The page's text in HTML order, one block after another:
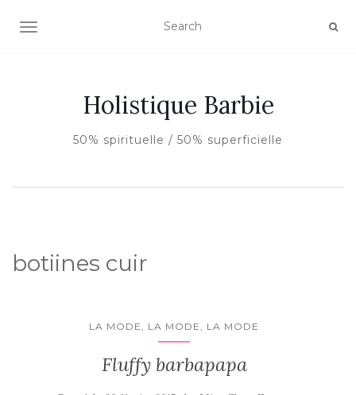
AFFICHER/MASQUER LA NAVIGATION
Holistique Barbie
50% spirituelle / 50% superficielle
botiines cuir
LA MODE, LA MODE, LA MODE
Fluffy barbapapa